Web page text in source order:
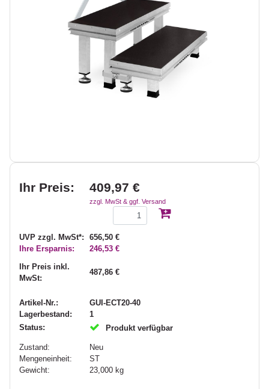
Ihr Preis: 409,97 €
zzgl. MwSt & ggf. Versand
UVP zzgl. MwSt*:
656,50 €
Ihre Ersparnis:
246,53 €
Ihr Preis inkl.
MwSt:
487,86 €
Artikel-Nr.:
GUI-ECT20-40
Lagerbestand:
1
Status:
Produkt verfügbar
Zustand:
Neu
Mengeneinheit:
ST
Gewicht:
23,000 kg